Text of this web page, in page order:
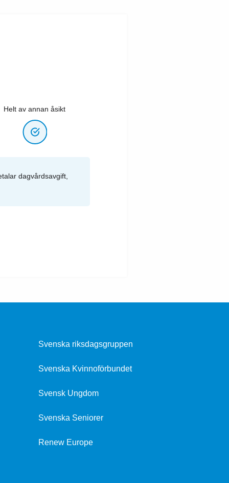
Helt av annan åsikt
dagvårdsavgift,
Svenska riksdagsgruppen
Svenska Kvinnoförbundet
Svensk Ungdom
Svenska Seniorer
Renew Europe